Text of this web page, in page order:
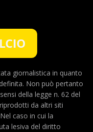
giornalistica in quanto
Non può pertanto
della legge n. 62 del
da altri siti
caso in cui la
lesiva del diritto